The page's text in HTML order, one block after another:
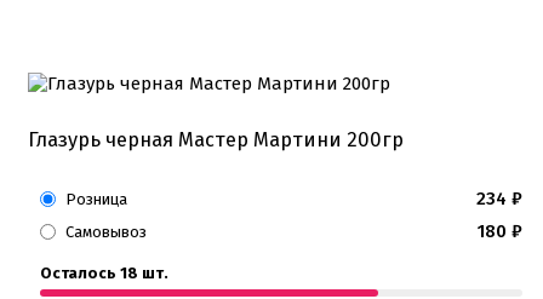
Глазурь черная Мастер Мартини 200гр
Розница 234 ₽
Самовывоз 180 ₽
Осталось 18 шт.